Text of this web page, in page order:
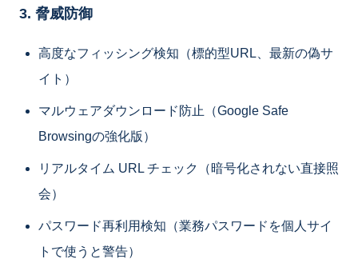
3. 脅威防御
高度なフィッシング検知（標的型URL、最新の偽サ
イト）
マルウェアダウンロード防止（Google Safe
Browsingの強化版）
リアルタイム URL チェック（暗号化されない直接照
会）
パスワード再利用検知（業務パスワードを個人サイ
トで使うと警告）